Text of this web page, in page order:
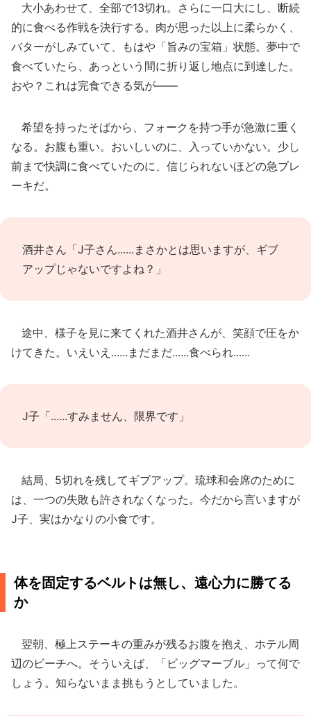
大小あわせて、全部で13切れ。さらに一口大にし、断続
的に食べる作戦を決行する。肉が思った以上に柔らかく、
バターがしみていて、もはや「旨みの宝箱」状態。夢中で
食べていたら、あっという間に折り返し地点に到達した。
おや？これは完食できる気が――
希望を持ったそばから、フォークを持つ手が急激に重く
なる。お腹も重い。おいしいのに、入っていかない。少し
前まで快調に食べていたのに、信じられないほどの急ブレ
ーキだ。
酒井さん「J子さん......まさかとは思いますが、ギブ
アップじゃないですよね？」
途中、様子を見に来てくれた酒井さんが、笑顔で圧をか
けてきた。いえいえ......まだまだ......食べられ......
J子「......すみません、限界です」
結局、5切れを残してギブアップ。琉球和会席のために
は、一つの失敗も許されなくなった。今だから言いますが
J子、実はかなりの小食です。
体を固定するベルトは無し、遠心力に勝てる
か
翌朝、極上ステーキの重みが残るお腹を抱え、ホテル周
辺のビーチへ。そういえば、「ビッグマーブル」って何で
しょう。知らないまま挑もうとしていました。